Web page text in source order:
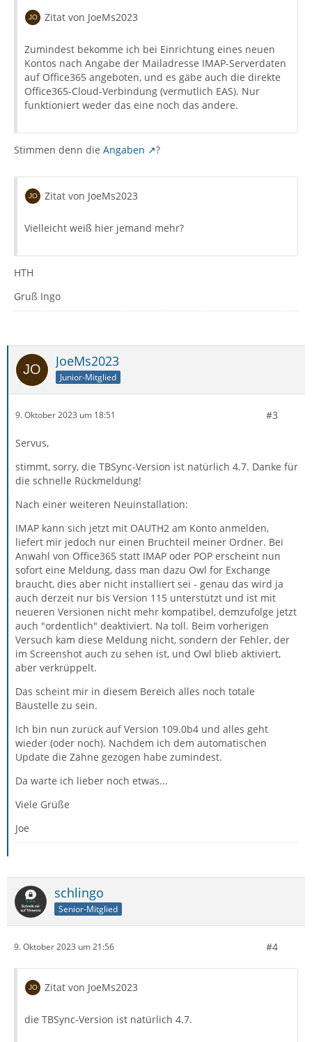
Zitat von JoeMs2023
Zumindest bekomme ich bei Einrichtung eines neuen
Kontos nach Angabe der Mailadresse IMAP-Serverdaten
auf Office365 angeboten, und es gäbe auch die direkte
Office365-Cloud-Verbindung (vermutlich EAS). Nur
funktioniert weder das eine noch das andere.
Stimmen denn die Angaben ?
Zitat von JoeMs2023
Vielleicht weiß hier jemand mehr?
HTH
Gruß Ingo
JoeMs2023
Junior-Mitglied
9. Oktober 2023 um 18:51 #3
Servus,
stimmt, sorry, die TBSync-Version ist natürlich 4.7. Danke für
die schnelle Rückmeldung!
Nach einer weiteren Neuinstallation:
IMAP kann sich jetzt mit OAUTH2 am Konto anmelden,
liefert mir jedoch nur einen Bruchteil meiner Ordner. Bei
Anwahl von Office365 statt IMAP oder POP erscheint nun
sofort eine Meldung, dass man dazu Owl for Exchange
braucht, dies aber nicht installiert sei - genau das wird ja
auch derzeit nur bis Version 115 unterstützt und ist mit
neueren Versionen nicht mehr kompatibel, demzufolge jetzt
auch "ordentlich" deaktiviert. Na toll. Beim vorherigen
Versuch kam diese Meldung nicht, sondern der Fehler, der
im Screenshot auch zu sehen ist, und Owl blieb aktiviert,
aber verkrüppelt.
Das scheint mir in diesem Bereich alles noch totale
Baustelle zu sein.
Ich bin nun zurück auf Version 109.0b4 und alles geht
wieder (oder noch). Nachdem ich dem automatischen
Update die Zähne gezogen habe zumindest.
Da warte ich lieber noch etwas...
Viele Grüße
Joe
schlingo
Senior-Mitglied
9. Oktober 2023 um 21:56 #4
Zitat von JoeMs2023
die TBSync-Version ist natürlich 4.7.